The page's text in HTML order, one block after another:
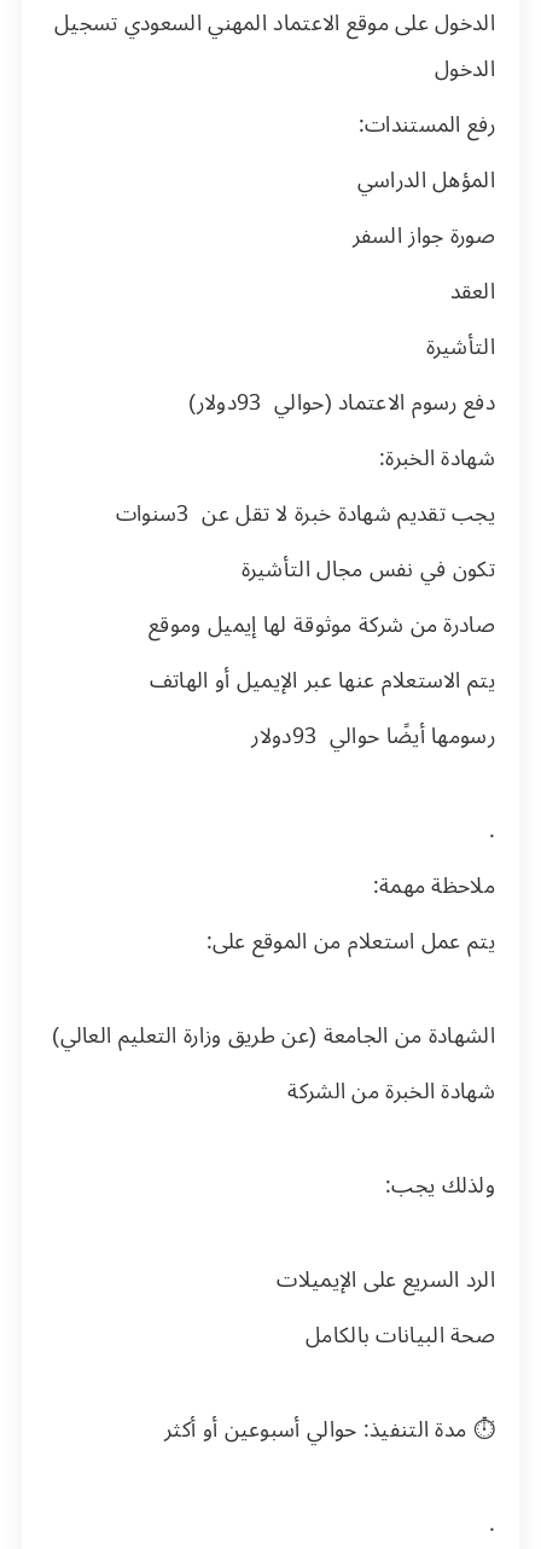
الدخول على موقع الاعتماد المهني السعودي تسجيل
الدخول
رفع المستندات:
المؤهل الدراسي
صورة جواز السفر
العقد
التأشيرة
دفع رسوم الاعتماد (حوالي 93دولار)
شهادة الخبرة:
يجب تقديم شهادة خبرة لا تقل عن 3سنوات
تكون في نفس مجال التأشيرة
صادرة من شركة موثوقة لها إيميل وموقع
يتم الاستعلام عنها عبر الإيميل أو الهاتف
رسومها أيضًا حوالي 93دولار
.
ملاحظة مهمة:
يتم عمل استعلام من الموقع على:
الشهادة من الجامعة (عن طريق وزارة التعليم العالي)
شهادة الخبرة من الشركة
ولذلك يجب:
الرد السريع على الإيميلات
صحة البيانات بالكامل
⏱ مدة التنفيذ: حوالي أسبوعين أو أكثر
.